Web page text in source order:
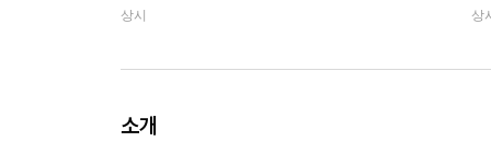
상시 상
소개